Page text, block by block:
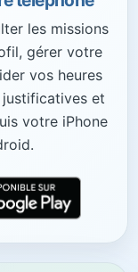
les missions
gérer votre
vos heures
et
votre iPhone